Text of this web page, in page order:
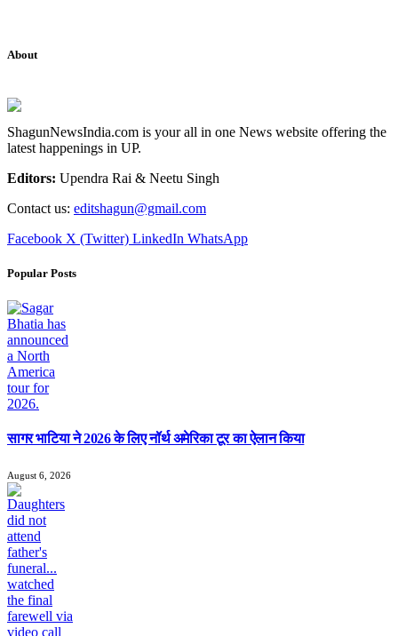
About
ShagunNewsIndia.com is your all in one News website offering the
latest happenings in UP.
Editors: Upendra Rai & Neetu Singh
Contact us: editshagun@gmail.com
Facebook X (Twitter) LinkedIn WhatsApp
Popular Posts
सागर भाटिया ने 2026 के लिए नॉर्थ अमेरिका टूर का ऐलान किया
August 6, 2026